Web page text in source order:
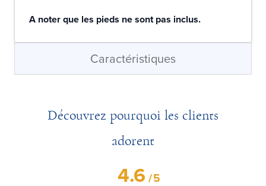
A noter que les pieds ne sont pas inclus.
Caractéristiques
Découvrez pourquoi les clients
adorent
4.6/5